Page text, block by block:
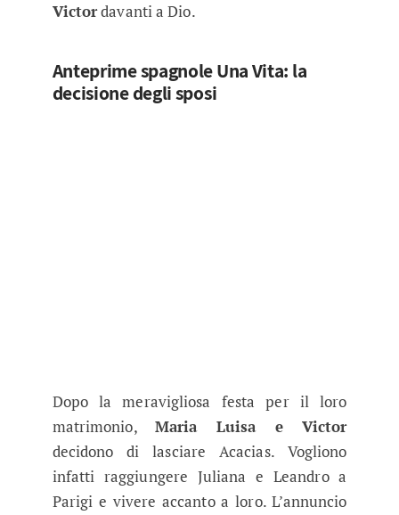
Victordavanti a Dio.
Anteprime spagnole Una Vita: la
decisione degli sposi
Dopo la meravigliosa festa per il loro
matrimonio, Maria Luisa e Victor
decidono di lasciare Acacias. Vogliono
infatti raggiungere Juliana e Leandro a
Parigi e vivere accanto a loro. L’annuncio